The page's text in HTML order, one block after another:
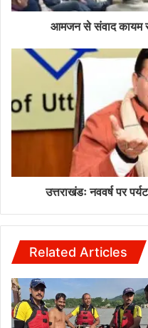
आमजन से संवाद कायम
उत्तराखंडः नववर्ष पर
Related Articles